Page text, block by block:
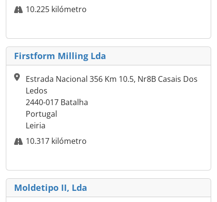
10.225 kilómetro
Firstform Milling Lda
Estrada Nacional 356 Km 10.5, Nr8B Casais Dos
Ledos
2440-017 Batalha
Portugal
Leiria
10.317 kilómetro
Moldetipo II, Lda